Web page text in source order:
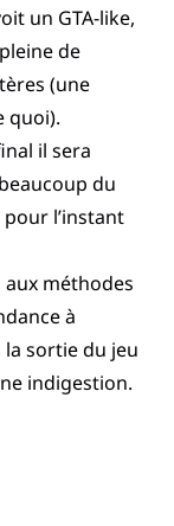
un GTA-like,
de
(une
quoi).
il sera
du
l’instant
aux méthodes
à
sortie du jeu
indigestion.